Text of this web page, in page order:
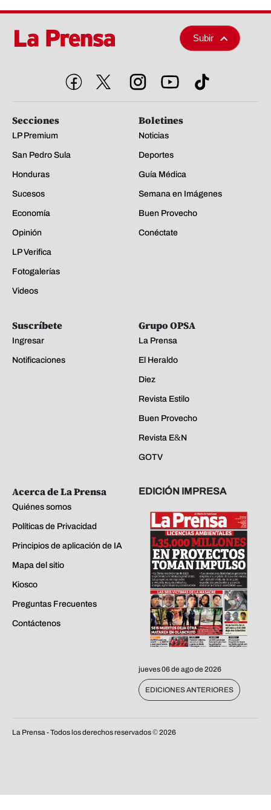
Subir
Secciones
LP Premium
San Pedro Sula
Honduras
Sucesos
Economía
Opinión
LP Verifica
Fotogalerías
Videos
Boletines
Noticias
Deportes
Guía Médica
Semana en Imágenes
Buen Provecho
Conéctate
Suscríbete
Ingresar
Notificaciones
Grupo OPSA
La Prensa
El Heraldo
Diez
Revista Estilo
Buen Provecho
Revista E&N
GOTV
Acerca de La Prensa
Quiénes somos
Políticas de Privacidad
Principios de aplicación de IA
Mapa del sitio
Kiosco
Preguntas Frecuentes
Contáctenos
EDICIÓN IMPRESA
jueves 06 de ago de 2026
EDICIONES ANTERIORES
La Prensa - Todos los derechos reservados ©2026